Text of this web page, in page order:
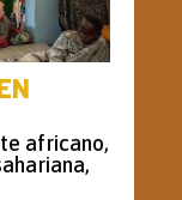
africano,